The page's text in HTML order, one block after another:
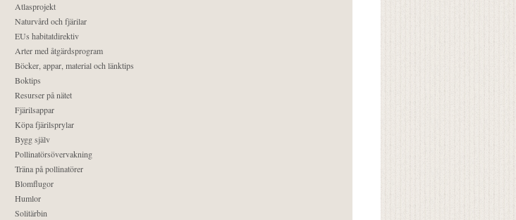
Atlasprojekt
Naturvård och fjärilar
EUs habitatdirektiv
Arter med åtgärdsprogram
Böcker, appar, material och länktips
Boktips
Resurser på nätet
Fjärilsappar
Köpa fjärilsprylar
Bygg själv
Pollinatörsövervakning
Träna på pollinatörer
Blomflugor
Humlor
Solitärbin